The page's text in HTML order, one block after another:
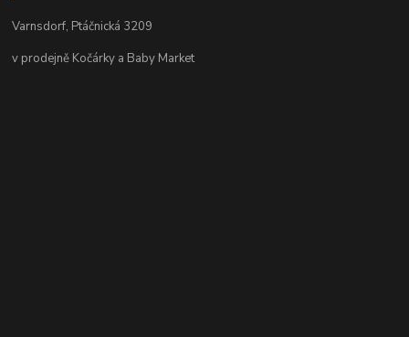
Varnsdorf, Ptáčnická 3209
v prodejně Kočárky a Baby Market